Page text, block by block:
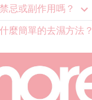
忌或副作用嗎？
麼簡單的去濕方法？